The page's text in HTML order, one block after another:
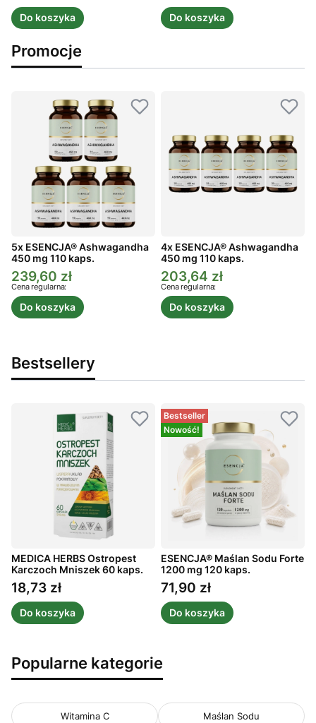
Do koszyka Do koszyka
Promocje
5x ESENCJA® Ashwagandha
450 mg 110 kaps.
Cena promocyjna
239,60 zł
Cena regularna:
Do koszyka
4x ESENCJA® Ashwagandha
450 mg 110 kaps.
Cena promocyjna
203,64 zł
Cena regularna:
Do koszyka
Bestsellery
MEDICA HERBS Ostropest
Karczoch Mniszek 60 kaps.
Cena
18,73 zł
Do koszyka
Bestseller
Nowość!
ESENCJA® Maślan Sodu Forte
1200 mg 120 kaps.
Cena
71,90 zł
Do koszyka
Popularne kategorie
Witamina C Maślan Sodu